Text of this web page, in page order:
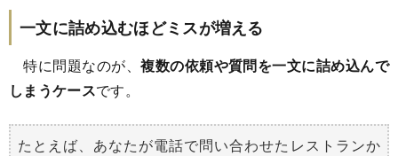
一文に詰め込むほどミスが増える
特に問題なのが、複数の依頼や質問を一文に詰め込んで
しまうケースです。
たとえば、あなたが電話で問い合わせたレストランか